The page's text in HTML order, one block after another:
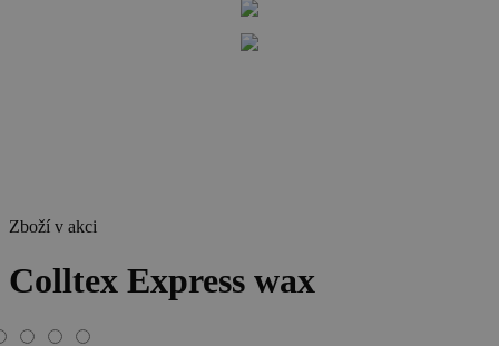
Zboží v akci
Colltex Express wax